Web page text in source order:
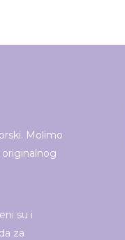
Molimo
su i
za